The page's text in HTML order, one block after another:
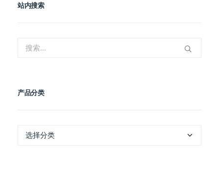
站内搜索
产品分类